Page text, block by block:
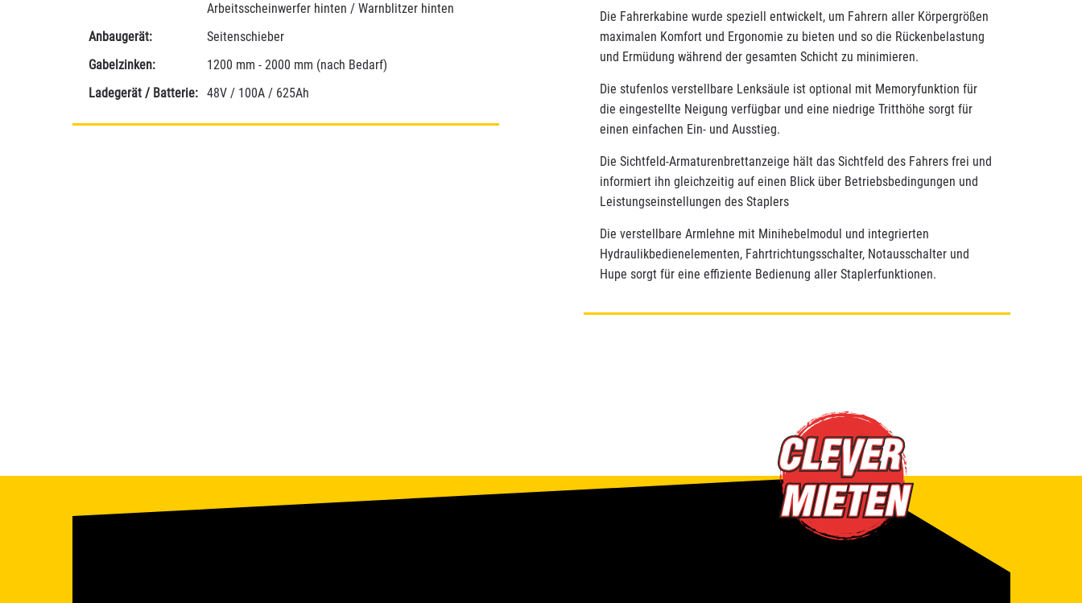
Arbeitsscheinwerfer hinten / Warnblitzer hinten
Anbaugerät:
Seitenschieber
Gabelzinken:
1200 mm - 2000 mm (nach Bedarf)
Ladegerät / Batterie:
48V / 100A / 625Ah
Die Fahrerkabine wurde speziell entwickelt, um Fahrern aller Körpergrößen
maximalen Komfort und Ergonomie zu bieten und so die Rückenbelastung
und Ermüdung während der gesamten Schicht zu minimieren.
Die stufenlos verstellbare Lenksäule ist optional mit Memoryfunktion für
die eingestellte Neigung verfügbar und eine niedrige Tritthöhe sorgt für
einen einfachen Ein- und Ausstieg.
Die Sichtfeld-Armaturenbrettanzeige hält das Sichtfeld des Fahrers frei und
informiert ihn gleichzeitig auf einen Blick über Betriebsbedingungen und
Leistungseinstellungen des Staplers
Die verstellbare Armlehne mit Minihebelmodul und integrierten
Hydraulikbedienelementen, Fahrtrichtungsschalter, Notausschalter und
Hupe sorgt für eine effiziente Bedienung aller Staplerfunktionen.